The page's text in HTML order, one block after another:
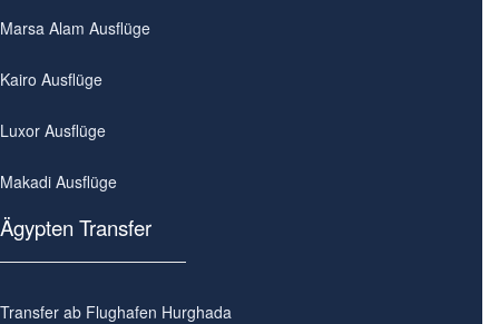
Marsa Alam Ausflüge
Kairo Ausflüge
Luxor Ausflüge
Makadi Ausflüge
Ägypten Transfer
Transfer ab Flughafen Hurghada